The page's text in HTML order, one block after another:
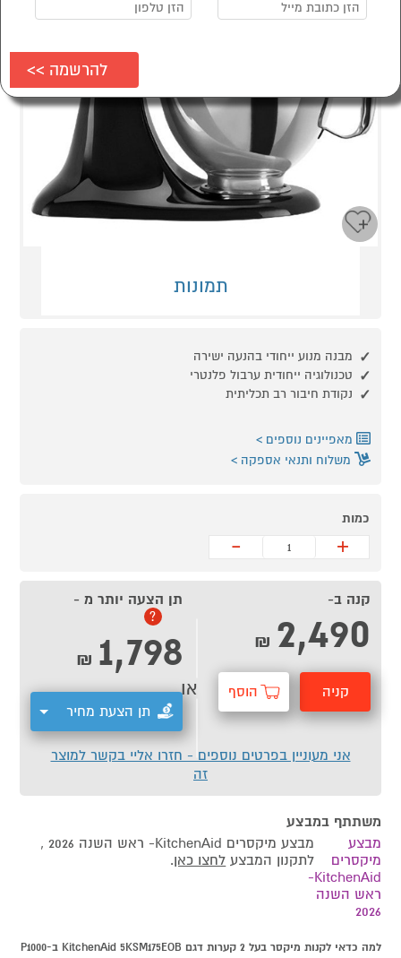
תמונות
מבנה מנוע ייחודי בהנעה ישירה
טכנולוגיה ייחודית ערבול פלנטרי
נקודת חיבור רב תכליתית
מאפיינים נוספים
משלוח ותנאי אספקה
כמות
+
-
קנה ב-
2,490
₪
קניה הוסף
תן הצעה יותר מ -
?
1,798
₪
תן הצעת מחיר
או
אני מעוניין בפרטים נוספים - חזרו אליי בקשר למוצר
זה
משתתף במבצע
מבצע
מיקסרים
KitchenAid-
ראש השנה
2026
מבצע מיקסרים KitchenAid- ראש השנה 2026 ,
לתקנון המבצע לחצו כאן.
למה כדאי לקנות מיקסר בעל 2 קערות דגם KitchenAid 5KSM175EOB ב-P1000